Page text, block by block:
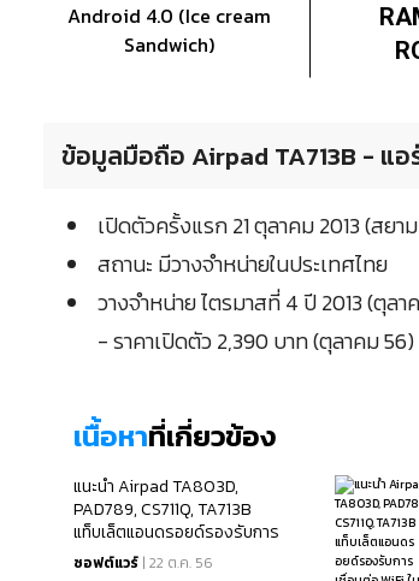
Android 4.0 (Ice cream
Sandwich)
ข้อมูลมือถือ Airpad TA713B - แ
เปิดตัวครั้งแรก 21 ตุลาคม 2013 (สยา
สถานะ มีวางจำหน่ายในประเทศไทย
วางจำหน่าย ไตรมาสที่ 4 ปี 2013 (ตุลา
- ราคาเปิดตัว 2,390 บาท (ตุลาคม 56)
เนื้อหาที่เกี่ยวข้อง
แนะนำ Airpad TA803D,
PAD789, CS711Q, TA713B
แท็บเล็ตแอนดรอยด์รองรับการ
เชื่อมต่อ WiFi ในราคาสบายกระเป๋า
ซอฟต์แวร์ | 22 ต.ค. 56